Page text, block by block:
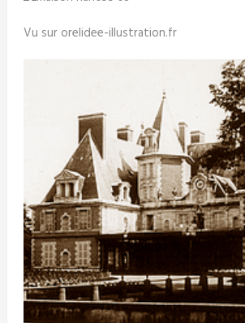
Vu sur orelidee-illustration.fr